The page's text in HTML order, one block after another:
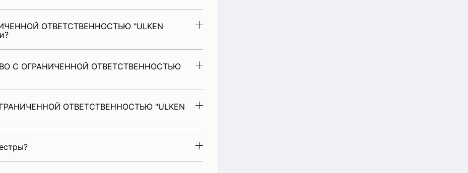
ОТВЕТСТВЕННОСТЬЮ "ULKEN
С ОГРАНИЧЕННОЙ ОТВЕТСТВЕННОСТЬЮ
ОТВЕТСТВЕННОСТЬЮ "ULKEN